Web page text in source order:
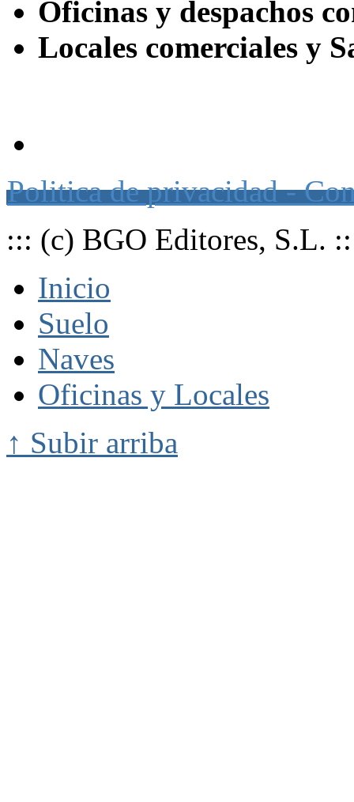
Oficinas y despachos
Locales comerciales y
Politica de privacidad -
::: (c) BGO Editores, S.L.
Inicio
Suelo
Naves
Oficinas y Locales
↑ Subir arriba